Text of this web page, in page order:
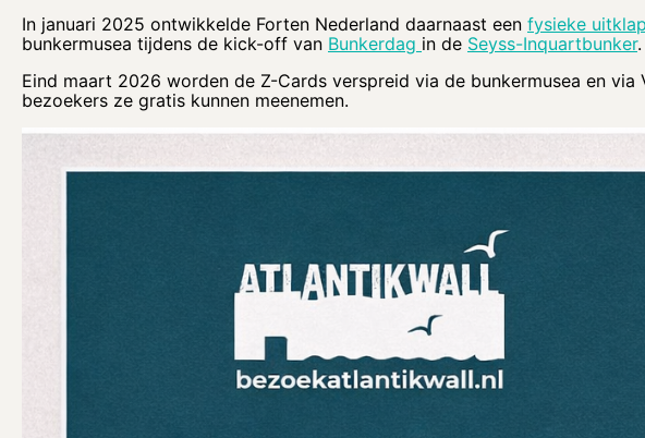
In januari 2025 ontwikkelde Forten Nederland daarnaast een fysieke
bunkermusea tijdens de kick-off van Bunkerdag in de Seyss-Inquartbunker
Eind maart 2026 worden de Z-Cards verspreid via de bunkermusea en
bezoekers ze gratis kunnen meenemen.